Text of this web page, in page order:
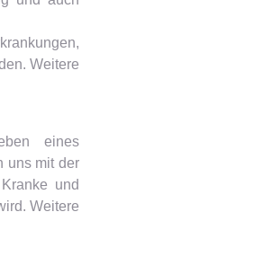
Weitere
eines
uns mit der
und
Weitere